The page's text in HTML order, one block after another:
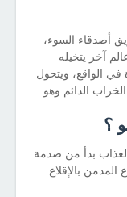
أصدقاء السوء،
آخر يتخيله
الواقع، ويتحول
الدائم وهو
؟
بدأ من صدمة
بالإقلاع